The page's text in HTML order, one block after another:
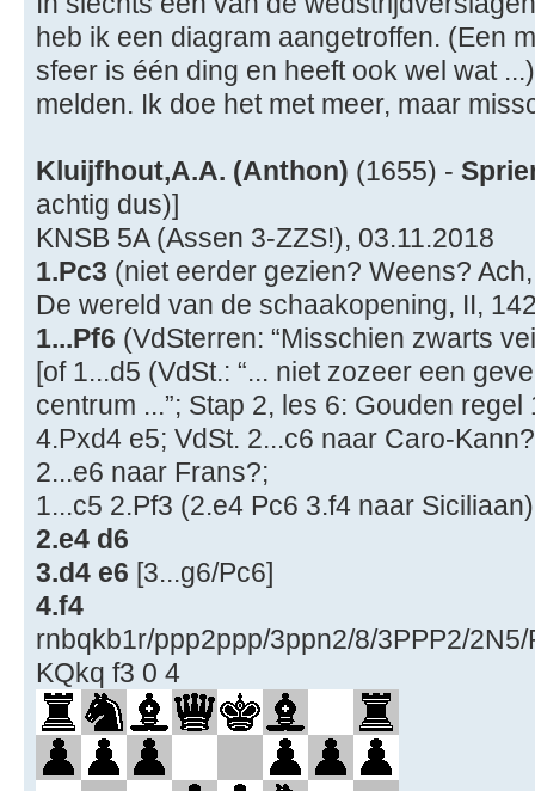
heb ik een diagram aangetroffen. (Een
sfeer is één ding en heeft ook wel wat
melden. Ik doe het met meer, maar
Kluijfhout,A.A. (Anthon) (1655) -
achtig dus)]
KNSB 5A (Assen 3-ZZS!), 03.11.2018
1.Pc3 (niet eerder gezien? Weens?
De wereld van de schaakopening, II,
1...Pf6 (VdSterren: “Misschien zwarts
[of 1...d5 (VdSt.: “... niet zozeer een
centrum ...”; Stap 2, les 6: Gouden
4.Pxd4 e5; VdSt. 2...c6 naar Caro-
2...e6 naar Frans?;
1...c5 2.Pf3 (2.e4 Pc6 3.f4 naar
2.e4 d6
3.d4 e6 [3...g6/Pc6]
4.f4
rnbqkb1r/ppp2ppp/3ppn2/8/3PPP2/
KQkq f3 0 4